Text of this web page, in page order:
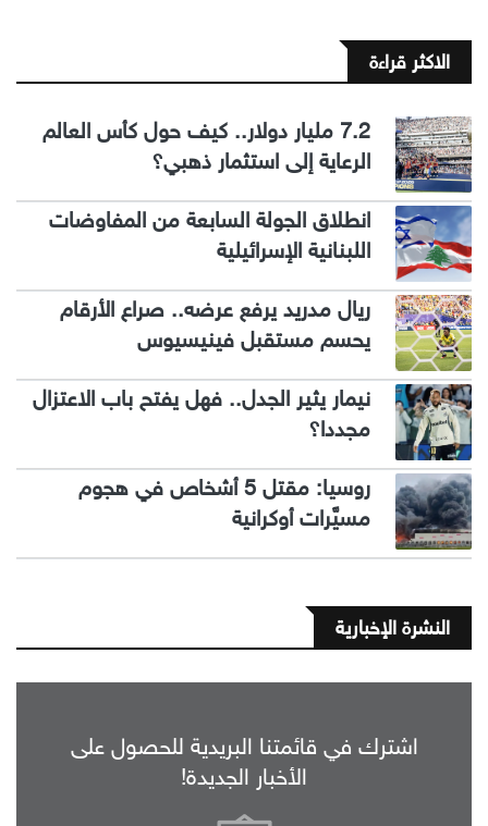
الاكثر قراءة
7.2 مليار دولار.. كيف حول كأس العالم
الرعاية إلى استثمار ذهبي؟
انطلاق الجولة السابعة من المفاوضات
اللبنانية الإسرائيلية
ريال مدريد يرفع عرضه.. صراع الأرقام
يحسم مستقبل فينيسيوس
نيمار يثير الجدل.. فهل يفتح باب الاعتزال
مجددا؟
روسيا: مقتل 5 أشخاص في هجوم
مسيَّرات أوكرانية
النشرة الإخبارية
اشترك في قائمتنا البريدية للحصول على
الأخبار الجديدة!